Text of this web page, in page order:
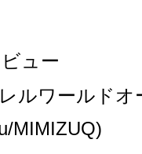
ュー
ルワールドオ
MIMIZUQ)